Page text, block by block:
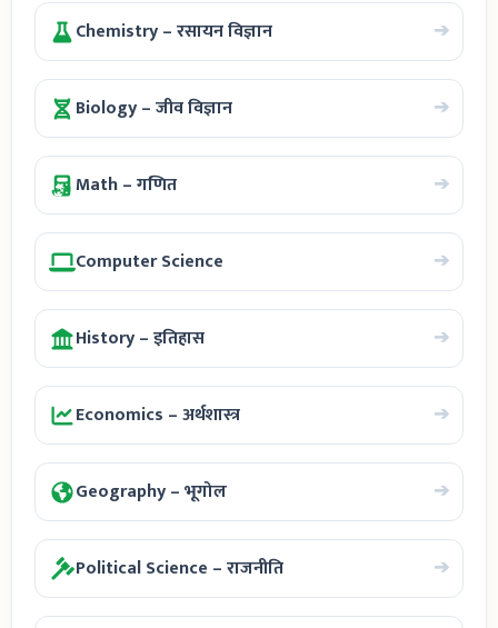
Chemistry – रसायन विज्ञान ➔
Biology – जीव विज्ञान ➔
Math – गणित ➔
Computer Science ➔
History – इतिहास ➔
Economics – अर्थशास्त्र ➔
Geography – भूगोल ➔
Political Science – राजनीति ➔